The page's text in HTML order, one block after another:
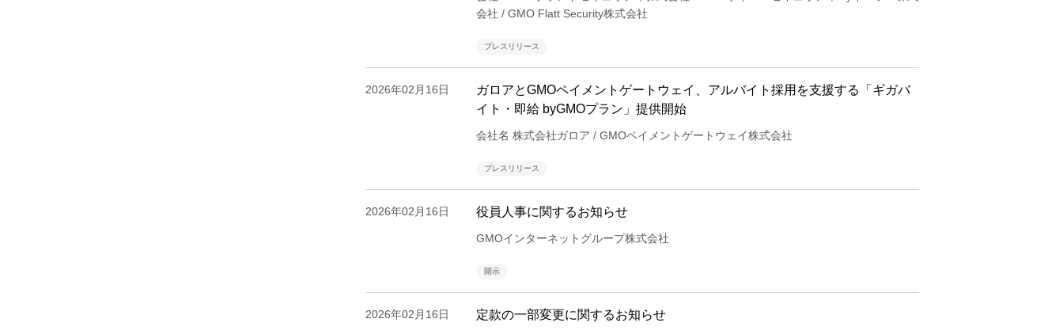
会社 / GMO Flatt Security株式会社
プレスリリース
2026年02月16日
ガロアとGMOペイメントゲートウェイ、アルバイト採用を支援する「ギガバ
イト・即給 byGMOプラン」提供開始
会社名 株式会社ガロア / GMOペイメントゲートウェイ株式会社
プレスリリース
2026年02月16日 役員人事に関するお知らせ
GMOインターネットグループ株式会社
開示
2026年02月16日 定款の一部変更に関するお知らせ